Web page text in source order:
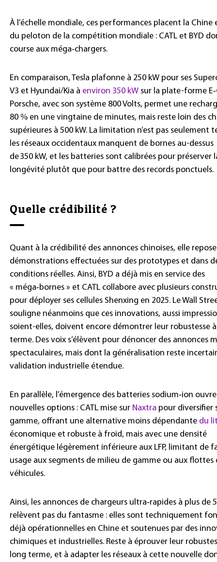
À l’échelle mondiale, ces performances placent la Chine
du peloton de la compétition mondiale : CATL et BYD
course aux méga‑chargers.
En comparaison, Tesla plafonne à 250 kW pour ses
V3 et Hyundai/Kia à environ 350 kW sur la plate-forme
Porsche, avec son système 800 Volts, permet une
80 % en une vingtaine de minutes, mais reste loin des
supérieures à 500 kW. La limitation n’est pas seulement
les réseaux occidentaux manquent de bornes au-dessus
de 350 kW, et les batteries sont calibrées pour préserver
longévité plutôt que pour battre des records ponctuels.
Quelle crédibilité ?
Quant à la crédibilité des annonces chinoises, elle
démonstrations effectuées sur des prototypes et dans
conditions réelles. Ainsi, BYD a déjà mis en service des
« méga‑bornes » et CATL collabore avec plusieurs
pour déployer ses cellules Shenxing en 2025. Le Wall
souligne néanmoins que ces innovations, aussi
soient-elles, doivent encore démontrer leur robustesse
terme. Des voix s’élèvent pour dénoncer des annonces
spectaculaires, mais dont la généralisation reste
validation industrielle étendue.
En parallèle, l’émergence des batteries sodium‑ion
nouvelles options : CATL mise sur Naxtra pour diversifier
gamme, offrant une alternative moins dépendante du
économique et robuste à froid, mais avec une densité
énergétique légèrement inférieure aux LFP, limitant de
usage aux segments de milieu de gamme ou aux flottes
véhicules.
Ainsi, les annonces de chargeurs ultra‑rapides à plus de
relèvent pas du fantasme : elles sont techniquement
déjà opérationnelles en Chine et soutenues par des
chimiques et industrielles. Reste à éprouver leur
long terme, et à adapter les réseaux à cette nouvelle